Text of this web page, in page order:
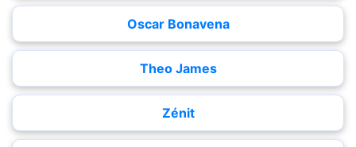
Oscar Bonavena
Theo James
Zénit